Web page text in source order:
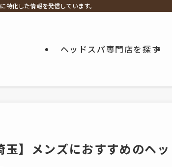
特化した情報を発信しています。
ヘッドスパ専門店を探す
玉】メンズにおすすめのヘ